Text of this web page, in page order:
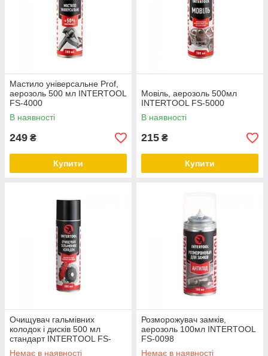
Мастило універсальне Prof,
аерозоль 500 мл INTERTOOL
FS-4000
В наявності
249 ₴
Купити
Мовіль, аерозоль 500мл
INTERTOOL FS-5000
В наявності
215 ₴
Купити
Очищувач гальмівних
колодок і дисків 500 мл
стандарт INTERTOOL FS-
0096
Немає в наявності
Розморожувач замків,
аерозоль 100мл INTERTOOL
FS-0098
Немає в наявності